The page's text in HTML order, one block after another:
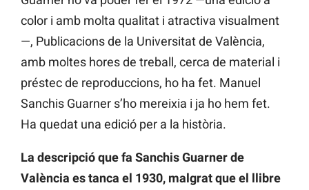
color i amb molta qualitat i atractiva visualment
—, Publicacions de la Universitat de València,
amb moltes hores de treball, cerca de material i
préstec de reproduccions, ho ha fet. Manuel
Sanchis Guarner s’ho mereixia i ja ho hem fet.
Ha quedat una edició per a la història.
La descripció que fa Sanchis Guarner de
València es tanca el 1930, malgrat que el llibre